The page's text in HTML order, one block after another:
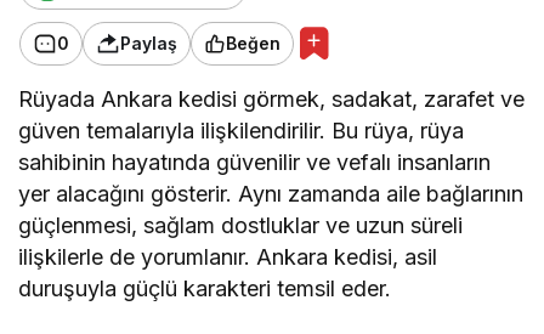
0 Paylaş Beğen
Rüyada Ankara kedisi görmek, sadakat, zarafet ve
güven temalarıyla ilişkilendirilir. Bu rüya, rüya
sahibinin hayatında güvenilir ve vefalı insanların
yer alacağını gösterir. Aynı zamanda aile bağlarının
güçlenmesi, sağlam dostluklar ve uzun süreli
ilişkilerle de yorumlanır. Ankara kedisi, asil
duruşuyla güçlü karakteri temsil eder.